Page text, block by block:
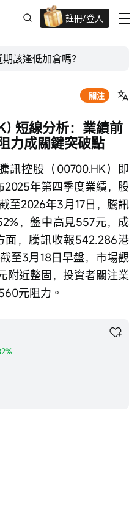
註冊/登入
迎新驚喜賞 股票/BTC等任你揀!
該逢低加倉嗎？
關注
短線分析：業績前
力成關鍵突破點
訊控股（00700.HK）即
2025年第四季度業績，股
至2026年3月17日，騰訊
，盤中高見557元，成
面，騰訊收報542.286港
至3月18日早盤，市場觀
附近整固，投資者關注業
元阻力。